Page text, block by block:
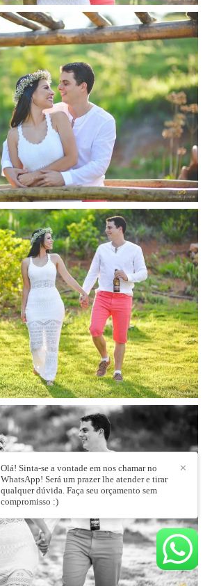
✕
Olá! Sinta-se a vontade em nos chamar no
WhatsApp! Será um prazer lhe atender e tirar
qualquer dúvida. Faça seu orçamento sem
compromisso :)